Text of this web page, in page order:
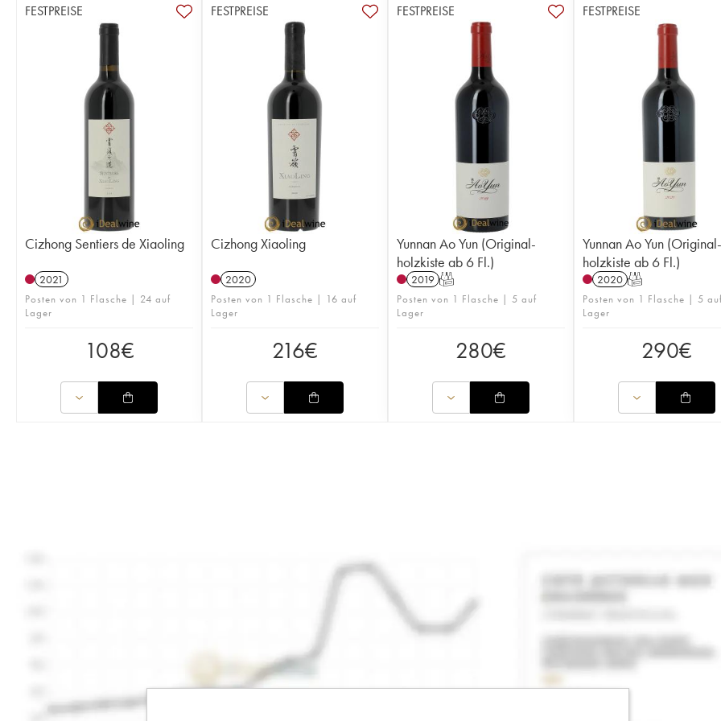
FESTPREISE
Cizhong Sentiers de Xiaoling
2021
Posten von 1 Flasche | 24 auf
Lager
108€
FESTPREISE
Cizhong Xiaoling
2020
Posten von 1 Flasche | 16 auf
Lager
216€
FESTPREISE
Yunnan Ao Yun (Original-
holzkiste ab 6 Fl.)
2019 T
Posten von 1 Flasche | 5 auf
Lager
280€
FESTPREISE
Yunnan Ao Yun (Original-
holzkiste ab 6 Fl.)
2020 T
Posten von 1 Flasche | 5
Lager
290€